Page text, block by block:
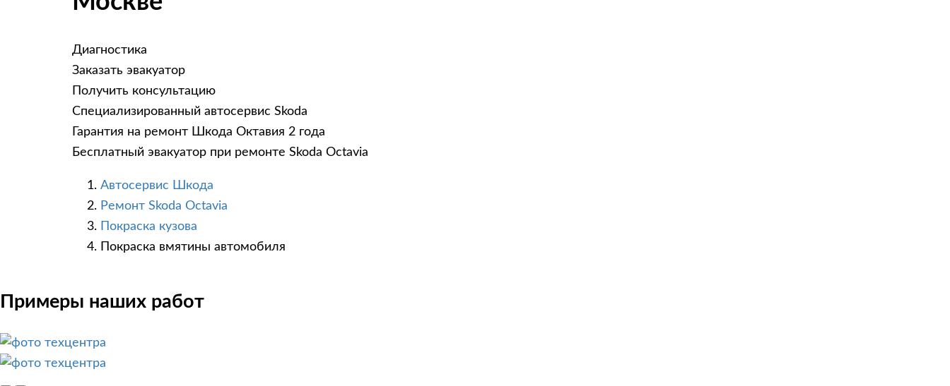
Диагностика
Заказать эвакуатор
Получить консультацию
Специализированный автосервис Skoda
Гарантия на ремонт Шкода Октавия 2 года
Бесплатный эвакуатор при ремонте Skoda Octavia
Автосервис Шкода
Ремонт Skoda Octavia
Покраска кузова
Покраска вмятины автомобиля
Примеры наших работ